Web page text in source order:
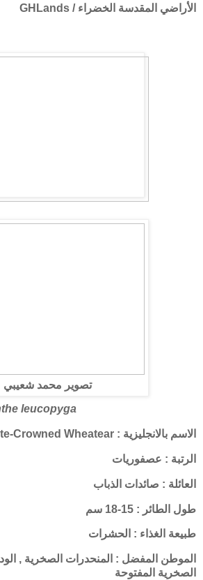
الأراضي المقدسة الخضراء / GHLands
تصوير محمد شعيبي
leucopyga
الاسم بالانجليزية : White-Crowned Wheatear
الرتبة : عصفوريات
العائلة : صائدات الذباب
طول الطائر : 15-18 سم
طبيعة الغذاء : الحشرات
الموطن المفضل : المنحدرات الصخرية ,
الصخرية المفتوحة